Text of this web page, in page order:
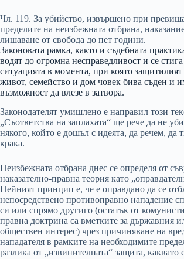
Чл. 119. За убийство, извършено при
пределите на неизбежната отбрана,
лишаване от свобода до пет години.
Законовата рамка, както и съдебната
водят до огромна несправедливост и се
ситуацията в момента, при която защитилият
живот, семейство и дом човек бива съден и
възможност да влезе в затвора.
Законодателят умишлено е направил този
„Съответства на заплахата“ ще рече да не
някого, който е дошъл с идеята, да речем, да
крака.
Неизбежната отбрана днес се определя от
наказателно-правна теория като
Нейният принцип е, че е оправдано да се
непосредствено противоправно нападение
си или спрямо другиго (остатък от
правна доктрина са вметките за държавния
обществен интерес) чрез причиняване на
нападателя в рамките на необходимите
разлика от „извинителната“ защита, каквато